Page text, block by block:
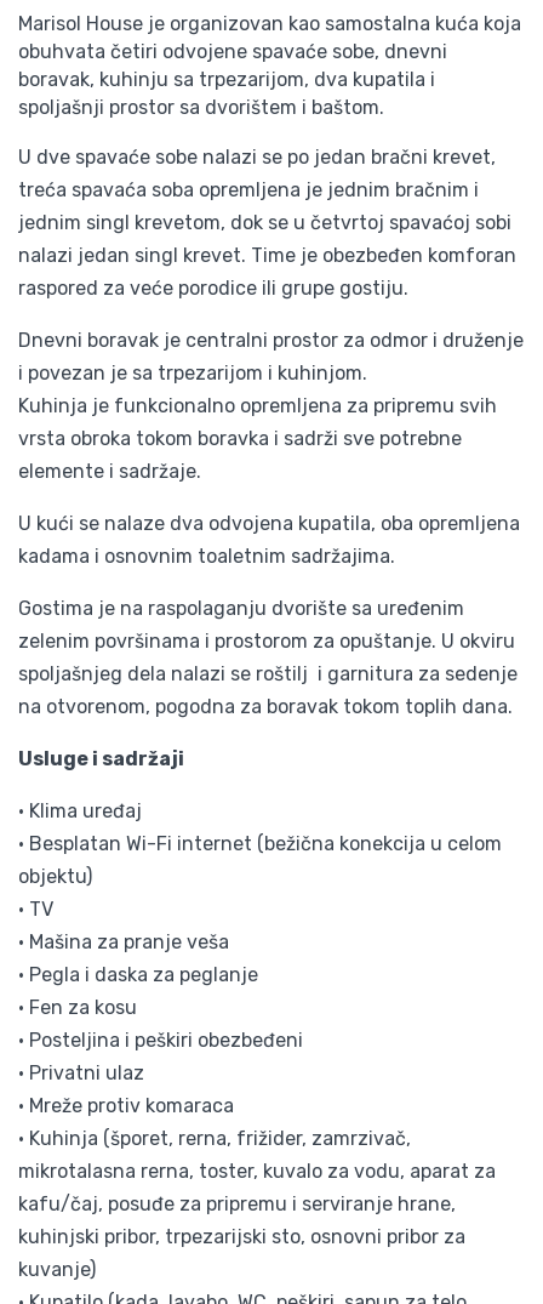
Marisol House je organizovan kao samostalna kuća koja
obuhvata četiri odvojene spavaće sobe, dnevni
boravak, kuhinju sa trpezarijom, dva kupatila i
spoljašnji prostor sa dvorištem i baštom.
U dve spavaće sobe nalazi se po jedan bračni krevet,
treća spavaća soba opremljena je jednim bračnim i
jednim singl krevetom, dok se u četvrtoj spavaćoj sobi
nalazi jedan singl krevet. Time je obezbeđen komforan
raspored za veće porodice ili grupe gostiju.
Dnevni boravak je centralni prostor za odmor i druženje
i povezan je sa trpezarijom i kuhinjom.
Kuhinja je funkcionalno opremljena za pripremu svih
vrsta obroka tokom boravka i sadrži sve potrebne
elemente i sadržaje.
U kući se nalaze dva odvojena kupatila, oba opremljena
kadama i osnovnim toaletnim sadržajima.
Gostima je na raspolaganju dvorište sa uređenim
zelenim površinama i prostorom za opuštanje. U okviru
spoljašnjeg dela nalazi se roštilj i garnitura za sedenje
na otvorenom, pogodna za boravak tokom toplih dana.
Usluge i sadržaji
• Klima uređaj
• Besplatan Wi-Fi internet (bežična konekcija u celom
objektu)
• TV
• Mašina za pranje veša
• Pegla i daska za peglanje
• Fen za kosu
• Posteljina i peškiri obezbeđeni
• Privatni ulaz
• Mreže protiv komaraca
• Kuhinja (šporet, rerna, frižider, zamrzivač,
mikrotalasna rerna, toster, kuvalo za vodu, aparat za
kafu/čaj, posuđe za pripremu i serviranje hrane,
kuhinjski pribor, trpezarijski sto, osnovni pribor za
kuvanje)